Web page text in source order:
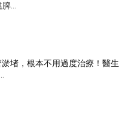
...
堵，根本不用過度治療！醫生